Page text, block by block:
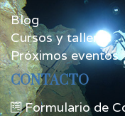
Blog
Cursos y talleres
Próximos eventos
CONTACTO
Formulario de